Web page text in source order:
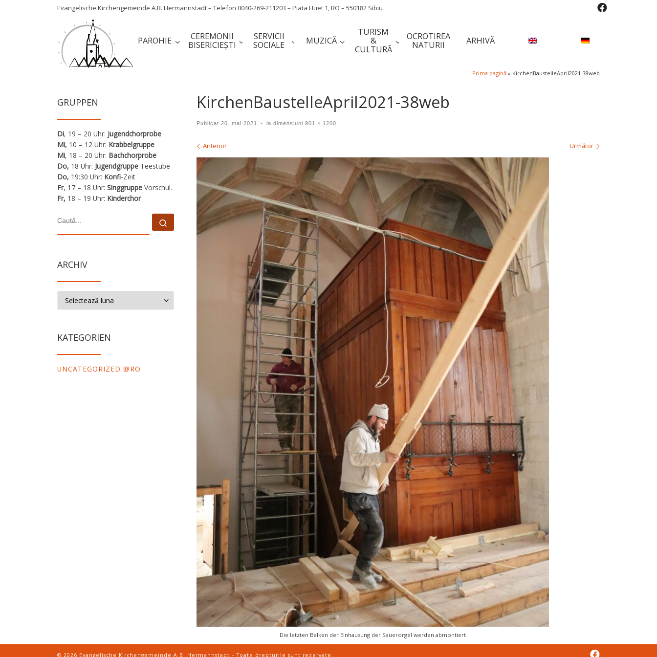
Evangelische Kirchengemeinde A.B. Hermannstadt – Telefon 0040-269-211203 – Piata Huet 1, RO – 550182 Sibiu
PAROHIE CEREMONII
BISERICIEȘTI
SERVICII
SOCIALE MUZICĂ
TURISM
&
CULTURĂ
OCROTIREA
NATURII ARHIVĂ
Prima pagină » KirchenBaustelleApril2021-38web
KirchenBaustelleApril2021-38web
Publicat 20. mai 2021 - la dimensiuni 901 × 1200
Navigare în imagini
Anterior Următor
Die letzten Balken der Einhausung der Sauerorgel werden abmontiert
GRUPPEN
Di, 19 – 20 Uhr: Jugendchorprobe
Mi, 10 – 12 Uhr: Krabbelgruppe
Mi, 18 – 20 Uhr: Bachchorprobe
Do, 18 Uhr: Jugendgruppe Teestube
Do, 19:30 Uhr: Konfi-Zeit
Fr, 17 – 18 Uhr: Singgruppe Vorschul.
Fr, 18 – 19 Uhr: Kinderchor
CĂUTARE
ARCHIV
KATEGORIEN
UNCATEGORIZED @RO
© 2026 Evangelische Kirchengemeinde A.B. Hermannstadt – Toate drepturile sunt rezervate.